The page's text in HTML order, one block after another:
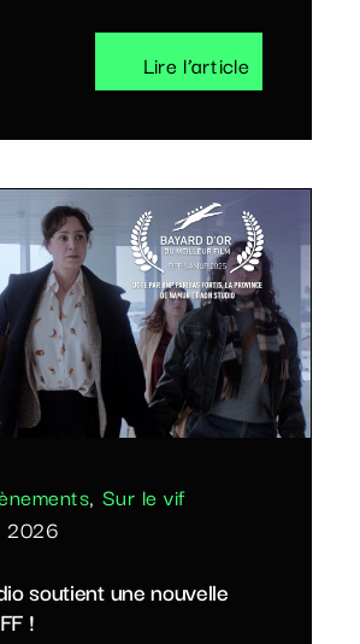
Lire l’article
, Sur le vif
2026
soutient une nouvelle
!